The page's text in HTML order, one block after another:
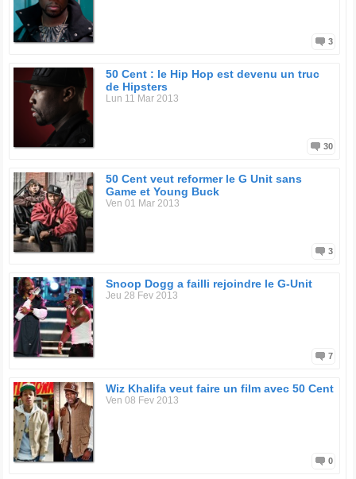
3
50 Cent : le Hip Hop est devenu un truc
de Hipsters
Lun 11 Mar 2013
30
50 Cent veut reformer le G Unit sans
Game et Young Buck
Ven 01 Mar 2013
3
Snoop Dogg a failli rejoindre le G-Unit
Jeu 28 Fev 2013
7
Wiz Khalifa veut faire un film avec 50 Cent
Ven 08 Fev 2013
0